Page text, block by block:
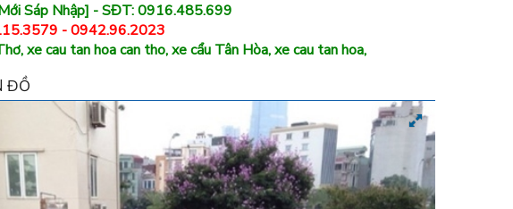
Sáp Nhập] - SĐT: 0916.485.699
- 0942.96.2023
xe cau tan hoa can tho, xe cẩu Tân Hòa, xe cau tan hoa,
ĐỒ